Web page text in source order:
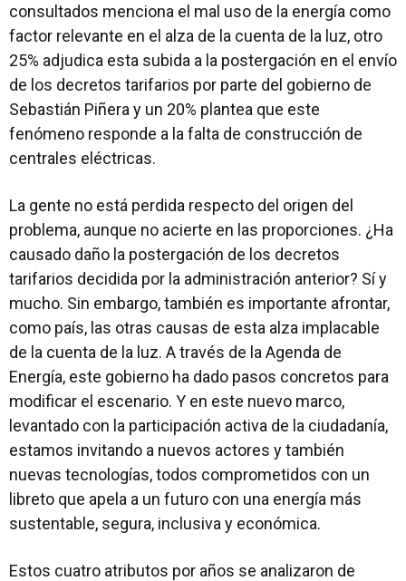
consultados menciona el mal uso de la energía como
factor relevante en el alza de la cuenta de la luz, otro
25% adjudica esta subida a la postergación en el envío
de los decretos tarifarios por parte del gobierno de
Sebastián Piñera y un 20% plantea que este
fenómeno responde a la falta de construcción de
centrales eléctricas.
La gente no está perdida respecto del origen del
problema, aunque no acierte en las proporciones. ¿Ha
causado daño la postergación de los decretos
tarifarios decidida por la administración anterior? Sí y
mucho. Sin embargo, también es importante afrontar,
como país, las otras causas de esta alza implacable
de la cuenta de la luz. A través de la Agenda de
Energía, este gobierno ha dado pasos concretos para
modificar el escenario. Y en este nuevo marco,
levantado con la participación activa de la ciudadanía,
estamos invitando a nuevos actores y también
nuevas tecnologías, todos comprometidos con un
libreto que apela a un futuro con una energía más
sustentable, segura, inclusiva y económica.
Estos cuatro atributos por años se analizaron de